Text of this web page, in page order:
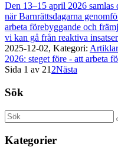
Den 13–15 april 2026 samlas
när Barnrättsdagarna
arbeta förebyggande och
vi kan gå från reaktiva
2025-12-02, Kategori: Artiklar
2026: steget före - att arbeta
Sida 1 av 212Nästa
Sök
Kategorier